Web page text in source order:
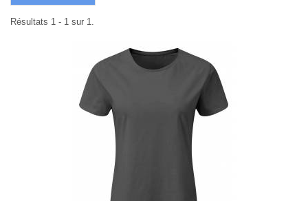
Résultats 1 - 1 sur 1.